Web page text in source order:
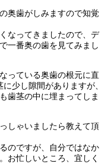
奥歯がしみますので知覚
なってきましたので、デ
一番奥の歯を見てみまし
っている奥歯の根元に直
少し隙間がありますが、
歯茎の中に埋まってしま
しゃいましたら教えて頂
のですが、自分ではなか
お忙しいところ、宜しく